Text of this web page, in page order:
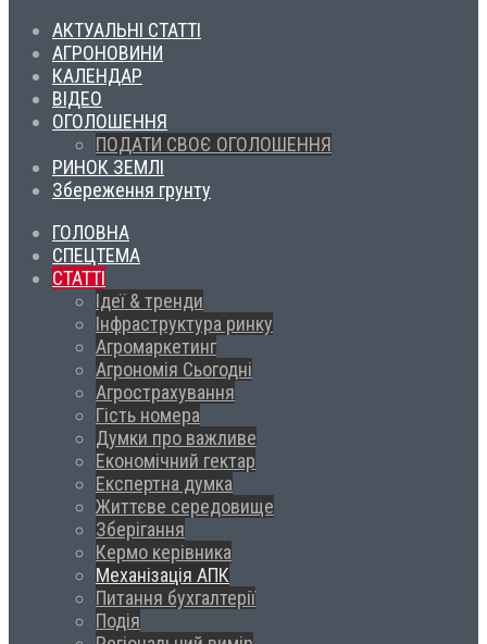
АКТУАЛЬНІ СТАТТІ
АГРОНОВИНИ
КАЛЕНДАР
ВІДЕО
ОГОЛОШЕННЯ
ПОДАТИ СВОЄ ОГОЛОШЕННЯ
РИНОК ЗЕМЛІ
Збереження грунту
ГОЛОВНА
СПЕЦТЕМА
СТАТТІ
Ідеї & тренди
Інфраструктура ринку
Агромаркетинг
Агрономія Сьогодні
Агрострахування
Гість номера
Думки про важливе
Економічний гектар
Експертна думка
Життєве середовище
Зберігання
Кермо керівника
Механізація АПК
Питання бухгалтерії
Подія